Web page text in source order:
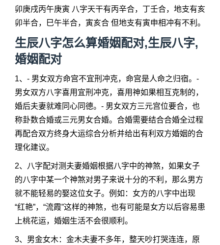
卯庚戌丙午庚寅 八字天干有丙辛合，丁壬合，地支有亥
卯半合，巳午半合，寅亥合 但地支有寅申相冲有不利。
生辰八字怎么算婚姻配对,生辰八字,
婚姻配对
1、- 男女双方命宫不宜刑冲克，命宫是人命之归宿。-
男女双方八字喜用宜刑冲克，喜用神如果相互克制的，
婚后夫妻就难同心同德。- 男女双方三元宫位要合，也
称卦数合婚或三元男女合婚。合婚需要结合合婚全过程
再配合双方终身大运综合分析并给出有利双方婚姻的合
理化建议。
2、八字配对测夫妻婚姻根据八字中的神煞，如果女子
的八字中某一个神煞对男子来说十分的不利，那么男方
就不能轻易的娶这位女子。例如：女方的八字中出现
“红艳”，“流霞”这样的神煞，也有可能是女方以后容易患
上桃花运，婚姻生活不会很顺利。
3、男金女木：金木夫妻不多年，整天吵打哭连连，原